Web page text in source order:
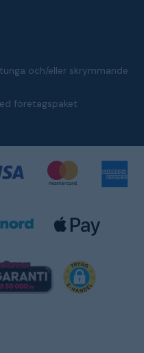
och/eller skrymmande
företagspaket